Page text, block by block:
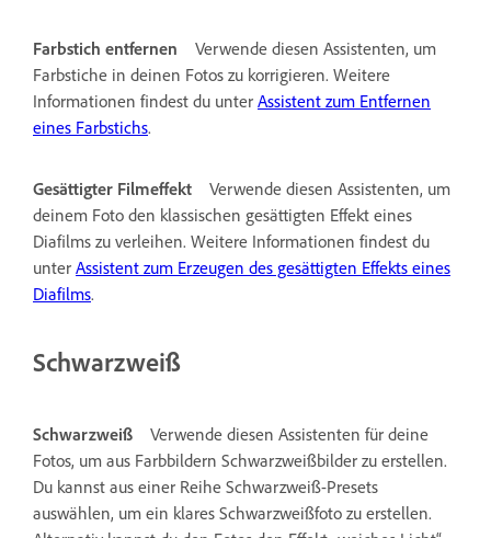
Farbstich entfernen
Verwende diesen Assistenten, um
Farbstiche in deinen Fotos zu korrigieren. Weitere
Informationen findest du unter Assistent zum Entfernen
eines Farbstichs.
Gesättigter Filmeffekt
Verwende diesen Assistenten, um
deinem Foto den klassischen gesättigten Effekt eines
Diafilms zu verleihen. Weitere Informationen findest du
unter Assistent zum Erzeugen des gesättigten Effekts eines
Diafilms.
Schwarzweiß
Schwarzweiß
Verwende diesen Assistenten für deine
Fotos, um aus Farbbildern Schwarzweißbilder zu erstellen.
Du kannst aus einer Reihe Schwarzweiß-Presets
auswählen, um ein klares Schwarzweißfoto zu erstellen.